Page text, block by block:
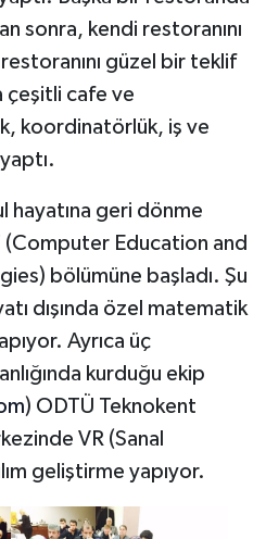
sonra, kendi restoranını
restoranını güzel bir teklif
çeşitli cafe ve
koordinatörlük, iş ve
hayatına geri dönme
(Computer Education and
bölümüne başladı. Şu
dışında özel matematik
Ayrıca üç
kurduğu ekip
) ODTÜ Teknokent
VR (Sanal
geliştirme yapıyor.